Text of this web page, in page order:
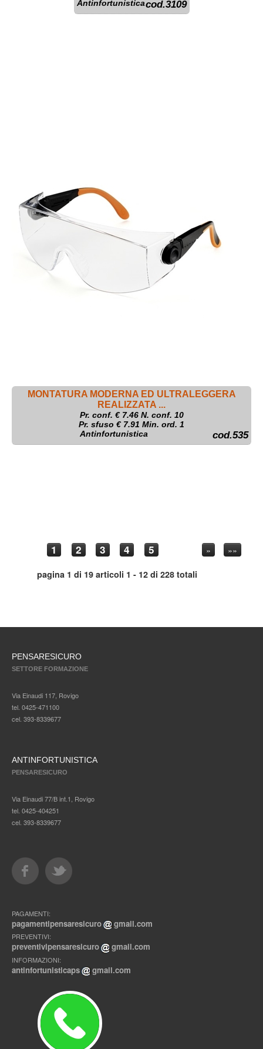
Antinfortunisticacod.3109
MONTATURA MODERNA ED ULTRALEGGERA
REALIZZATA ...
Pr. conf. € 7.46N. conf. 10
Pr. sfuso € 7.91 Min. ord. 1
Antinfortunistica
cod.535
1 2 3 4 5
pagina 1 di 19 articoli 1 - 12 di 228 totali
» »»
PENSARESICURO
SETTORE FORMAZIONE
Via Einaudi 117, Rovigo
tel. 0425-471100
cel. 393-8339677
ANTINFORTUNISTICA
PENSARESICURO
Via Einaudi 77/B int.1, Rovigo
tel. 0425-404251
cel. 393-8339677
PAGAMENTI:
pagamentipensaresicuro gmail.com
PREVENTIVI:
preventivipensaresicuro gmail.com
INFORMAZIONI:
antinfortunisticaps gmail.com